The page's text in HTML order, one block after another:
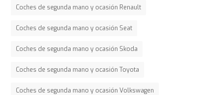
Coches de segunda mano y ocasión Renault
Coches de segunda mano y ocasión Seat
Coches de segunda mano y ocasión Skoda
Coches de segunda mano y ocasión Toyota
Coches de segunda mano y ocasión Volkswagen